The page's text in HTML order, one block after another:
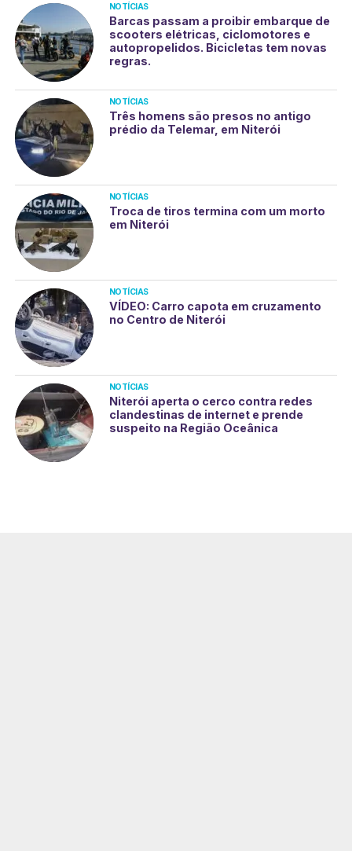
NOTÍCIAS
Barcas passam a proibir embarque de
scooters elétricas, ciclomotores e
autopropelidos. Bicicletas tem novas
regras.
NOTÍCIAS
Três homens são presos no antigo
prédio da Telemar, em Niterói
NOTÍCIAS
Troca de tiros termina com um morto
em Niterói
NOTÍCIAS
VÍDEO: Carro capota em cruzamento
no Centro de Niterói
NOTÍCIAS
Niterói aperta o cerco contra redes
clandestinas de internet e prende
suspeito na Região Oceânica